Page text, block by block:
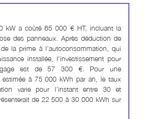
kW a coûté 65 000 € HT, incluant la
des panneaux. Après déduction de
la prime à l’autoconsommation, qui
installée, l’investissement pour
est de 57 300 €. Pour une
estimée à 75 000 kWh par an, le taux
varie pour l’instant entre 30 et
de 22 500 à 30 000 kWh sur